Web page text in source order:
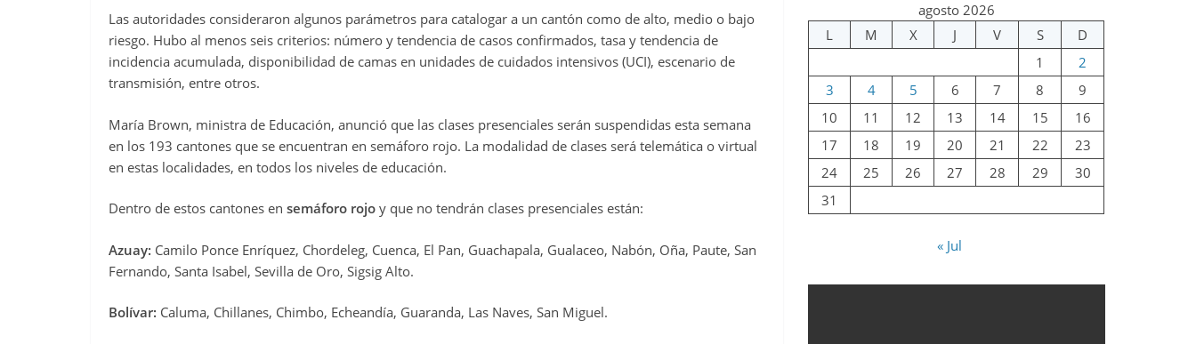
Las autoridades consideraron algunos parámetros para catalogar a un cantón como de alto, medio o bajo
riesgo. Hubo al menos seis criterios: número y tendencia de casos confirmados, tasa y tendencia de
incidencia acumulada, disponibilidad de camas en unidades de cuidados intensivos (UCI), escenario de
transmisión, entre otros.
María Brown, ministra de Educación, anunció que las clases presenciales serán suspendidas esta semana
en los 193 cantones que se encuentran en semáforo rojo. La modalidad de clases será telemática o virtual
en estas localidades, en todos los niveles de educación.
Dentro de estos cantones en semáforo rojo y que no tendrán clases presenciales están:
Azuay: Camilo Ponce Enríquez, Chordeleg, Cuenca, El Pan, Guachapala, Gualaceo, Nabón, Oña, Paute, San
Fernando, Santa Isabel, Sevilla de Oro, Sigsig Alto.
Bolívar: Caluma, Chillanes, Chimbo, Echeandía, Guaranda, Las Naves, San Miguel.
agosto 2026
L
M X J V S
D
1
2
3
4 5 6 7 8
9
10
11 12 13 14 15
16
17
18 19 20 21 22
23
24
25 26 27 28 29
30
31
« Jul